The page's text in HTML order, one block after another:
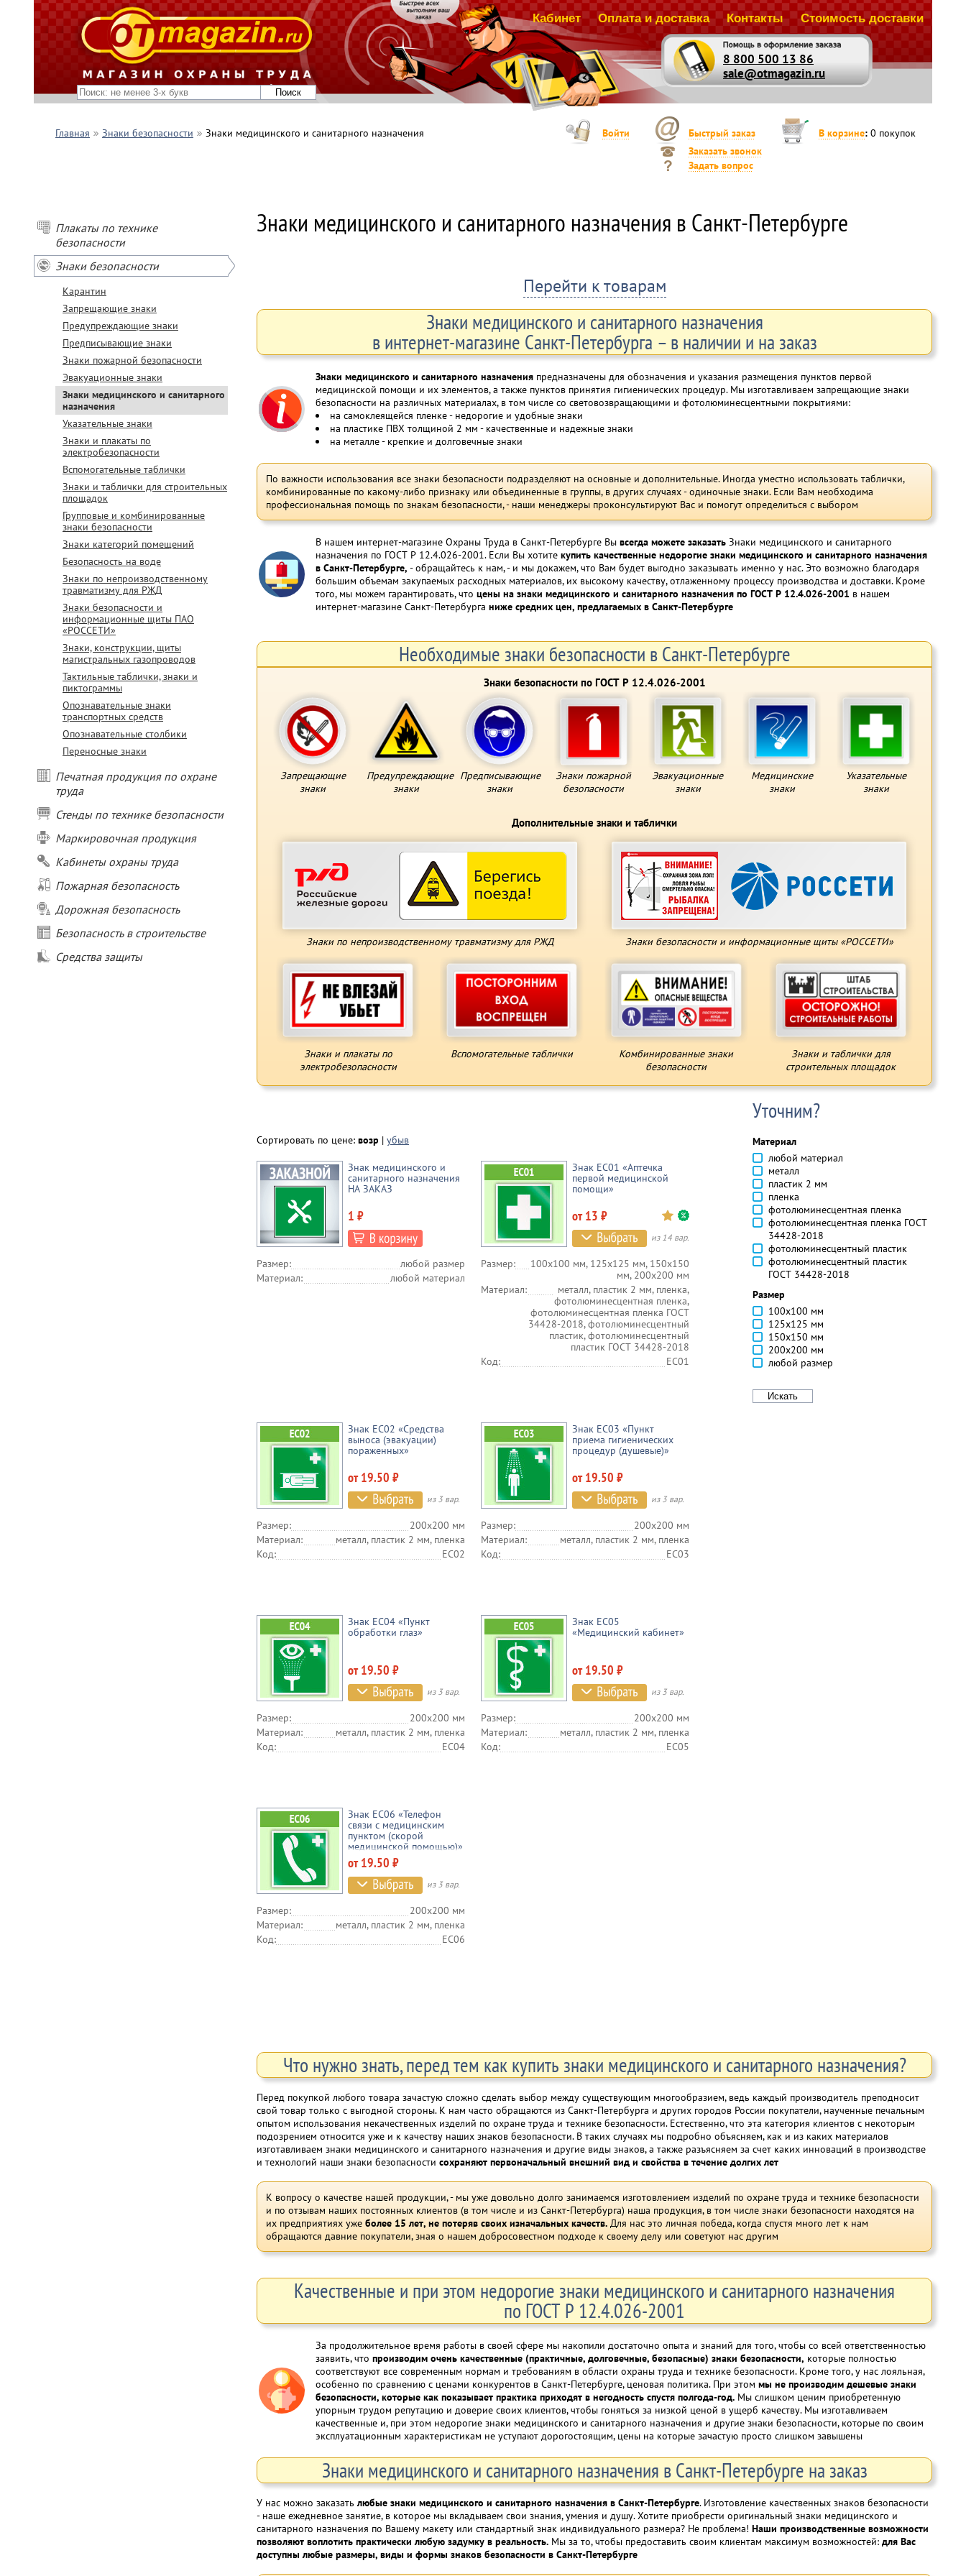
8 800 500 13 86
sale@otmagazin.ru
Кабинет Оплата и доставка Контакты Стоимость доставки
Главная Знаки безопасности Знаки медицинского и санитарного назначения Войти Быстрый заказ В корзине: 0 покупок
Заказать звонок
Задать вопрос
Плакаты по технике
безопасности
Знаки безопасности
Карантин
Запрещающие знаки
Предупреждающие знаки
Предписывающие знаки
Знаки пожарной безопасности
Эвакуационные знаки
Знаки медицинского и санитарного
назначения
Указательные знаки
Знаки и плакаты по
электробезопасности
Вспомогательные таблички
Знаки и таблички для строительных
площадок
Групповые и комбинированные
знаки безопасности
Знаки категорий помещений
Безопасность на воде
Знаки по непроизводственному
травматизму для РЖД
Знаки безопасности и
информационные щиты ПАО
«РОССЕТИ»
Знаки, конструкции, щиты
магистральных газопроводов
Тактильные таблички, знаки и
пиктограммы
Опознавательные знаки
транспортных средств
Опознавательные столбики
Переносные знаки
Печатная продукция по охране
труда
Стенды по технике безопасности
Маркировочная продукция
Кабинеты охраны труда
Пожарная безопасность
Дорожная безопасность
Безопасность в строительстве
Средства защиты
Знаки медицинского и санитарного назначения в Санкт-Петербурге
Перейти к товарам
Знаки медицинского и санитарного назначения
в интернет-магазине Санкт-Петербурга – в наличии и на заказ
Знаки медицинского и санитарного назначения предназначены для обозначения и указания размещения пунктов первой
медицинской помощи и их элементов, а также пунктов принятия гигиенических процедур. Мы изготавливаем запрещающие знаки
безопасности на различных материалах, в том числе со световозвращающими и фотолюминесцентными покрытиями:
на самоклеящейся пленке - недорогие и удобные знаки
на пластике ПВХ толщиной 2 мм - качественные и надежные знаки
на металле - крепкие и долговечные знаки
По важности использования все знаки безопасности подразделяют на основные и дополнительные. Иногда уместно использовать таблички,
комбинированные по какому-либо признаку или объединенные в группы, в других случаях - одиночные знаки. Если Вам необходима
профессиональная помощь по знакам безопасности, - наши менеджеры проконсультируют Вас и помогут определиться с выбором
В нашем интернет-магазине Охраны Труда в Санкт-Петербурге Вы всегда можете заказать Знаки медицинского и санитарного
назначения по ГОСТ Р 12.4.026-2001. Если Вы хотите купить качественные недорогие знаки медицинского и санитарного назначения
в Санкт-Петербурге, - обращайтесь к нам, - и мы докажем, что Вам будет выгодно заказывать именно у нас. Это возможно благодаря
большим объемам закупаемых расходных материалов, их высокому качеству, отлаженному процессу производства и доставки. Кроме
того, мы можем гарантировать, что цены на знаки медицинского и санитарного назначения по ГОСТ Р 12.4.026-2001 в нашем
интернет-магазине Санкт-Петербурга ниже средних цен, предлагаемых в Санкт-Петербурге
Необходимые знаки безопасности в Санкт-Петербурге
Знаки безопасности по ГОСТ Р 12.4.026-2001
Запрещающие
знаки
Предупреждающие
знаки
Предписывающие
знаки
Знаки пожарной
безопасности
Эвакуационные
знаки
Медицинские
знаки
Указательные
знаки
Дополнительные знаки и таблички
Знаки по непроизводственному травматизму для РЖД Знаки безопасности и информационные щиты «РОССЕТИ»
Знаки и плакаты по
электробезопасности
Вспомогательные таблички
Комбинированные знаки
безопасности
Знаки и таблички для
строительных площадок
Уточним?
Материал
любой материал
металл
пластик 2 мм
пленка
фотолюминесцентная пленка
фотолюминесцентная пленка ГОСТ
34428-2018
фотолюминесцентный пластик
фотолюминесцентный пластик
ГОСТ 34428-2018
Размер
100х100 мм
125х125 мм
150х150 мм
200х200 мм
любой размер
Сортировать по цене: возр | убыв
Знак медицинского и
санитарного назначения
НА ЗАКАЗ
1 ₽
Размер:
любой размер
Материал:
любой материал
Знак EC01 «Аптечка
первой медицинской
помощи»
от 13 ₽
из 14 вар.
Размер:
100х100 мм, 125х125 мм, 150х150
мм, 200х200 мм
Материал:
металл, пластик 2 мм, пленка,
фотолюминесцентная пленка,
фотолюминесцентная пленка ГОСТ
34428-2018, фотолюминесцентный
пластик, фотолюминесцентный
пластик ГОСТ 34428-2018
Код:
EC01
Знак EC02 «Средства
выноса (эвакуации)
пораженных»
от 19.50 ₽
из 3 вар.
Размер:
200х200 мм
Материал:
металл, пластик 2 мм, пленка
Код:
EC02
Знак EC03 «Пункт
приема гигиенических
процедур (душевые)»
от 19.50 ₽
из 3 вар.
Размер:
200х200 мм
Материал:
металл, пластик 2 мм, пленка
Код:
EC03
Знак EC04 «Пункт
обработки глаз»
от 19.50 ₽
из 3 вар.
Размер:
200х200 мм
Материал:
металл, пластик 2 мм, пленка
Код:
EC04
Знак EC05
«Медицинский кабинет»
от 19.50 ₽
из 3 вар.
Размер:
200х200 мм
Материал:
металл, пластик 2 мм, пленка
Код:
EC05
Знак EC06 «Телефон
связи с медицинским
пунктом (скорой
медицинской помощью)»
от 19.50 ₽
из 3 вар.
Размер:
200х200 мм
Материал:
металл, пластик 2 мм, пленка
Код:
EC06
Что нужно знать, перед тем как купить знаки медицинского и санитарного назначения?
Перед покупкой любого товара зачастую сложно сделать выбор между существующим многообразием, ведь каждый производитель преподносит
свой товар только с выгодной стороны. К нам часто обращаются из Санкт-Петербурга и других городов России покупатели, наученные печальным
опытом использования некачественных изделий по охране труда и технике безопасности. Естественно, что эта категория клиентов с некоторым
подозрением относится уже и к качеству наших знаков безопасности. В таких случаях мы подробно объясняем, как и из каких материалов
изготавливаем знаки медицинского и санитарного назначения и другие виды знаков, а также разъясняем за счет каких инноваций в производстве
и технологий наши знаки безопасности сохраняют первоначальный внешний вид и свойства в течение долгих лет
К вопросу о качестве нашей продукции, - мы уже довольно долго занимаемся изготовлением изделий по охране труда и технике безопасности
и по отзывам наших постоянных клиентов (в том числе и из Санкт-Петербурга) наша продукция, в том числе знаки безопасности находятся на
их предприятиях уже более 15 лет, не потеряв своих изначальных качеств. Для нас это личная победа, когда спустя много лет к нам
обращаются давние покупатели, зная о нашем добросовестном подходе к своему делу или советуют нас другим
Качественные и при этом недорогие знаки медицинского и санитарного назначения
по ГОСТ Р 12.4.026-2001
За продолжительное время работы в своей сфере мы накопили достаточно опыта и знаний для того, чтобы со всей ответственностью
заявить, что производим очень качественные (практичные, долговечные, безопасные) знаки безопасности, которые полностью
соответствуют все современным нормам и требованиям в области охраны труда и технике безопасности. Кроме того, у нас лояльная,
особенно по сравнению с ценами конкурентов в Санкт-Петербурге, ценовая политика. При этом мы не производим дешевые знаки
безопасности, которые как показывает практика приходят в негодность спустя полгода-год. Мы слишком ценим приобретенную
упорным трудом репутацию и доверие своих клиентов, чтобы гоняться за низкой ценой в ущерб качеству. Мы изготавливаем
качественные и, при этом недорогие знаки медицинского и санитарного назначения и другие знаки безопасности, которые по своим
эксплуатационным характеристикам не уступают дорогостоящим, цены на которые зачастую просто слишком завышены
Знаки медицинского и санитарного назначения в Санкт-Петербурге на заказ
У нас можно заказатьлюбые знаки медицинского и санитарного назначения в Санкт-Петербурге. Изготовление качественных знаков безопасности
- наше ежедневное занятие, в которое мы вкладываем свои знания, умения и душу. Хотите приобрести оригинальный знаки медицинского и
санитарного назначения по Вашему макету или стандартный знак индивидуального размера? Не проблема! Наши производственные возможности
позволяют воплотить практически любую задумку в реальность. Мы за то, чтобы предоставить своим клиентам максимум возможностей: для Вас
доступны любые размеры, виды и формы знаков безопасности в Санкт-Петербурге